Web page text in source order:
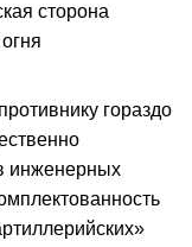
сторона
гораздо
инженерных